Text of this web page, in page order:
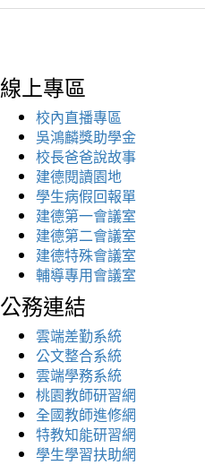
線上專區
校內直播專區
吳鴻麟獎助學金
校長爸爸說故事
建德閱讀園地
學生病假回報單
建德第一會議室
建德第二會議室
建德特殊會議室
輔導專用會議室
公務連結
雲端差勤系統
公文整合系統
雲端學務系統
桃園教師研習網
全國教師進修網
特教知能研習網
學生學習扶助網